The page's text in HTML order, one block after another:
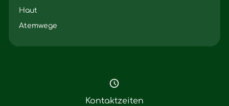
Haut
Atemwege
Kontaktzeiten